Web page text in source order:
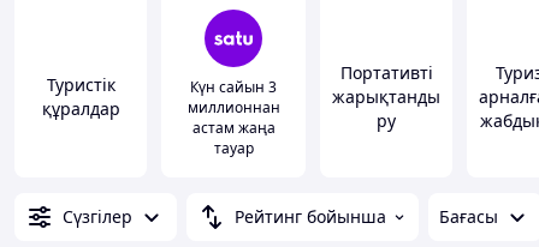
Туристік
құралдар
Күн сайын 3
миллионнан
астам жаңа
тауар
Портативті
жарықтанды
ру
Сүзгілер Рейтинг бойынша Бағасы